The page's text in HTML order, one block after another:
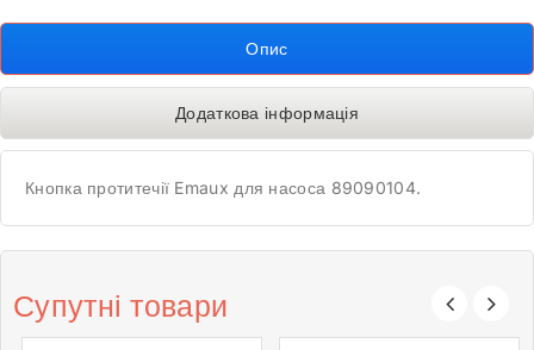
Опис
Додаткова інформація
Кнопка протитечії Emaux для насоса 89090104.
Супутні товари